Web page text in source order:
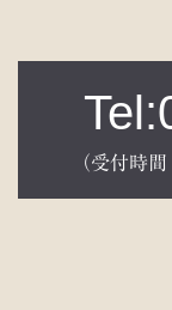
（受付時